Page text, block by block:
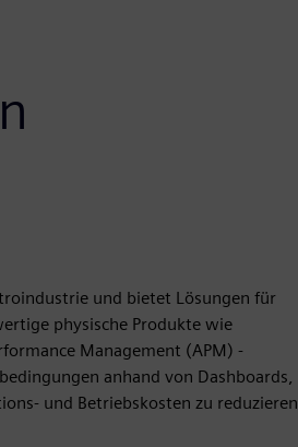
und bietet Lösungen für
physische Produkte wie
Management (APM) -
anhand von Dashboards,
und Betriebskosten zu reduzieren